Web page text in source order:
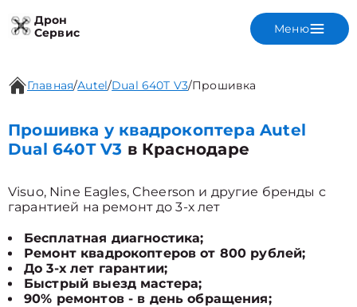
Дрон
Сервис
Меню
Главная/Autel/Dual 640T V3/Прошивка
Прошивка у квадрокоптера Autel
Dual 640T V3 в Краснодаре
Visuo, Nine Eagles, Cheerson и другие бренды с
гарантией на ремонт до 3-х лет
Бесплатная диагностика;
Ремонт квадрокоптеров от 800 рублей;
До 3-х лет гарантии;
Быстрый выезд мастера;
90% ремонтов - в день обращения;